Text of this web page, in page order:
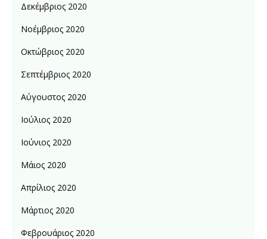
Δεκέμβριος 2020
Νοέμβριος 2020
Οκτώβριος 2020
Σεπτέμβριος 2020
Αύγουστος 2020
Ιούλιος 2020
Ιούνιος 2020
Μάιος 2020
Απρίλιος 2020
Μάρτιος 2020
Φεβρουάριος 2020